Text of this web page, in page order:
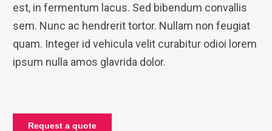
est, in fermentum lacus. Sed bibendum convallis
sem. Nunc ac hendrerit tortor. Nullam non feugiat
quam. Integer id vehicula velit curabitur odioi lorem
ipsum nulla amos glavrida dolor.
Request a quote